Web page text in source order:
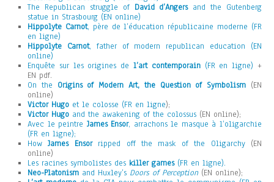
The Republican struggle of David d’Angersand the Gutenberg
statue in Strasbourg (EN online)
Hippolyte Carnot, père de l’éducation républicaine moderne (FR
en ligne)
Hippolyte Carnot, father of modern republican education (EN
online)
Enquête sur les origines de l’art contemporain(FR en ligne) +
EN pdf.
On the Origins of Modern Art, the Question of Symbolism (EN
online)
Victor Hugo et le colosse (FR en ligne);
Victor Hugo and the awakening of the colossus (EN online);
Avec le peintre James Ensor, arrachons le masque à l’oligarchie
(FR en ligne);
HowJames Ensorripped off the mask of the Oligarchy(EN
online)
Les racines symbolistes des killer games(FR en ligne).
Neo-Platonism and Huxley’s Doors of Perception(EN online);